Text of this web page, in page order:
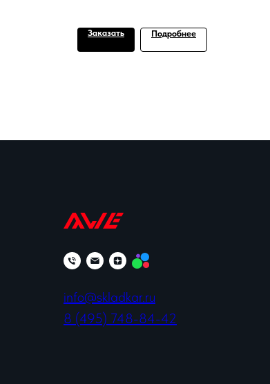
Заказать Подробнее
info@skladkar.ru
8 (495) 748-84-42